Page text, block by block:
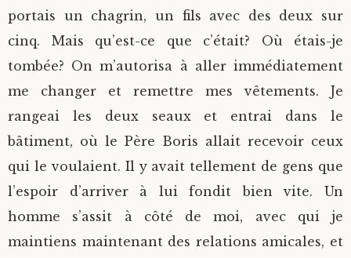
portais un chagrin, un fils avec des deux sur
cinq. Mais qu’est-ce que c’était? Où étais-je
tombée? On m’autorisa à aller immédiatement
me changer et remettre mes vêtements. Je
rangeai les deux seaux et entrai dans le
bâtiment, où le Père Boris allait recevoir ceux
qui le voulaient. Il y avait tellement de gens que
l’espoir d’arriver à lui fondit bien vite. Un
homme s’assit à côté de moi, avec qui je
maintiens maintenant des relations amicales, et